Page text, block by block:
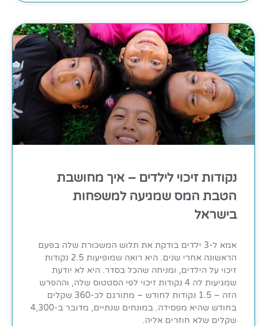
נקודות זיכוי לילדים – איך מחושבת
הטבת המס שמגיעה למשפחות
בישראל
אמא ל-3 ילדים בודקת את תלוש המשכורת שלה בפעם
הראשונה אחרי שנים. היא רואה שמופיעות 2.5 נקודות
זיכוי על הילדים, ומניחה שהכל בסדר. היא לא יודעת
שמגיעות לה 4 נקודות זיכוי לפי הסטטוס שלה, וההפרש
הזה – 1.5 נקודות לחודש – מתורגם לכ-360 שקלים
בחודש שהיא מפסידה. במונחים שנתיים, מדובר ב-4,300
שקלים שלא חוזרים אליה.